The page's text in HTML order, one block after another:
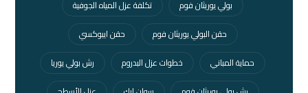
بولي يوريثان فوم
تكلفة عزل المياه الجوفية
حقن البولي يوريثان فوم
حقن ايبوكسي
حماية المباني
خطوات عزل البدروم
رش بولي يوريا